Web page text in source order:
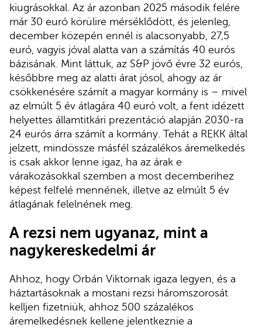
kiugrásokkal. Az ár azonban 2025 második felére
már 30 euró körülire mérséklődött, és jelenleg,
december közepén ennél is alacsonyabb, 27,5
euró, vagyis jóval alatta van a számítás 40 eurós
bázisának. Mint láttuk, az S&P jövő évre 32 eurós,
későbbre meg az alatti árat jósol, ahogy az ár
csökkenésére számít a magyar kormány is – mivel
az elmúlt 5 év átlagára 40 euró volt, a fent idézett
helyettes államtitkári prezentáció alapján 2030-ra
24 eurós árra számít a kormány. Tehát a REKK által
jelzett, mindössze másfél százalékos áremelkedés
is csak akkor lenne igaz, ha az árak e
várakozásokkal szemben a most decemberihez
képest felfelé mennének, illetve az elmúlt 5 év
átlagának felelnének meg.
A rezsi nem ugyanaz, mint a
nagykereskedelmi ár
Ahhoz, hogy Orbán Viktornak igaza legyen, és a
háztartásoknak a mostani rezsi háromszorosát
kelljen fizetniük, ahhoz 500 százalékos
áremelkedésnek kellene jelentkeznie a